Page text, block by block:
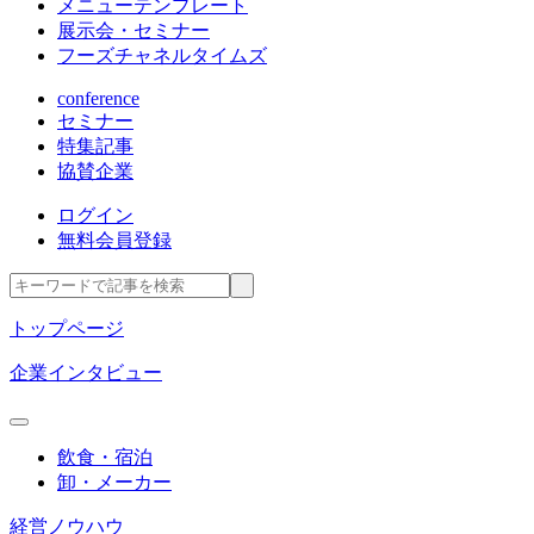
メニューテンプレート
展示会・セミナー
フーズチャネルタイムズ
conference
セミナー
特集記事
協賛企業
ログイン
無料会員登録
トップページ
企業インタビュー
飲食・宿泊
卸・メーカー
経営ノウハウ